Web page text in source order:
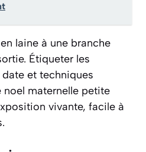
laine à une branche
Étiqueter les
et techniques
noel maternelle petite
vivante, facile à